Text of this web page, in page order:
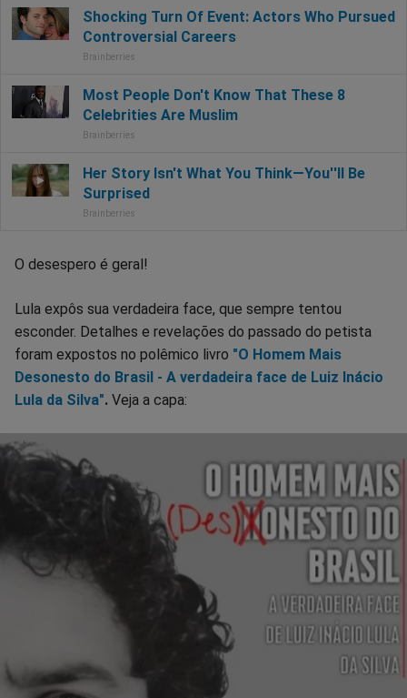
O desespero é geral!
Lula expôs sua verdadeira face, que sempre tentou
esconder. Detalhes e revelações do passado do petista
foram expostos no polêmico livro "O Homem Mais
Desonesto do Brasil - A verdadeira face de Luiz Inácio
Lula da Silva". Veja a capa: